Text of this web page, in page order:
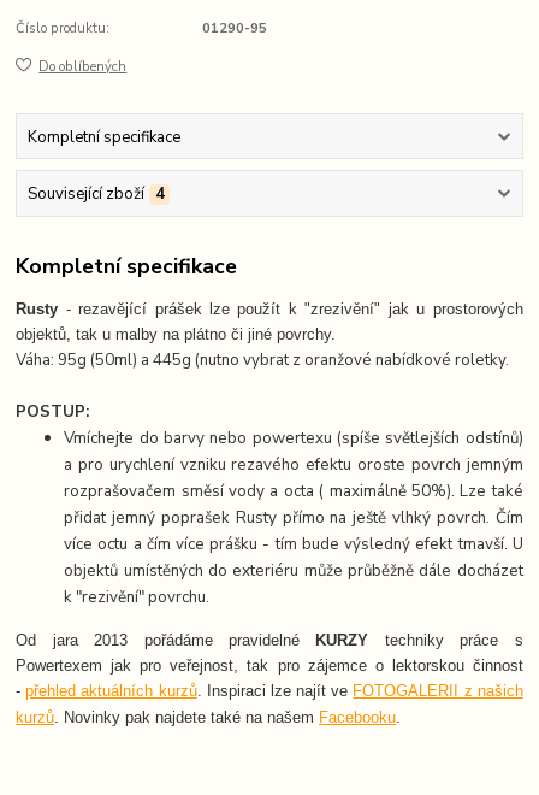
Číslo produktu: 01290-95
Do oblíbených
Kompletní specifikace
Související zboží 4
Kompletní specifikace
Rusty - rezavějící prášek lze použít k "zrezivění" jak u prostorových
objektů, tak u malby na plátno či jiné povrchy.
Váha: 95g (50ml) a 445g (nutno vybrat z oranžové nabídkové roletky.
POSTUP:
Vmíchejte do barvy nebo powertexu (spíše světlejších odstínů)
a pro urychlení vzniku rezavého efektu oroste povrch jemným
rozprašovačem směsí vody a octa ( maximálně 50%). Lze také
přidat jemný poprašek Rusty přímo na ještě vlhký povrch. Čím
více octu a čím více prášku - tím bude výsledný efekt tmavší. U
objektů umístěných do exteriéru může průběžně dále docházet
k "rezivění" povrchu.
Od jara 2013 pořádáme pravidelné KURZY techniky práce s
Powertexem jak pro veřejnost, tak pro zájemce o lektorskou činnost
-přehled aktuálních kurzů. Inspiraci lze najít ve FOTOGALERII z našich
kurzů. Novinky pak najdete také na našem Facebooku.